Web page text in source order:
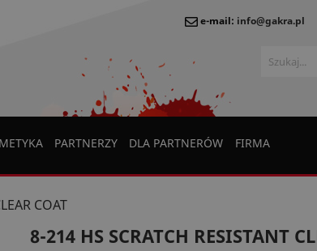
e-mail: info@gakra.pl
PARTNERZY DLA PARTNERÓW FIRMA
COAT
8-214 HS SCRATCH RESISTANT